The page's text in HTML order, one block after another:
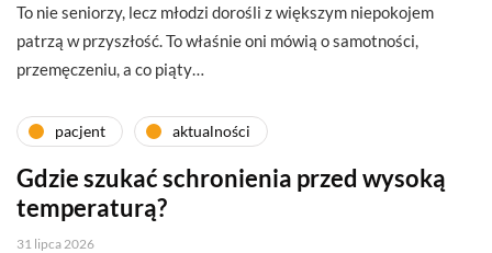
To nie seniorzy, lecz młodzi dorośli z większym niepokojem
patrzą w przyszłość. To właśnie oni mówią o samotności,
przemęczeniu, a co piąty…
pacjent aktualności
Gdzie szukać schronienia przed wysoką
temperaturą?
31 lipca 2026